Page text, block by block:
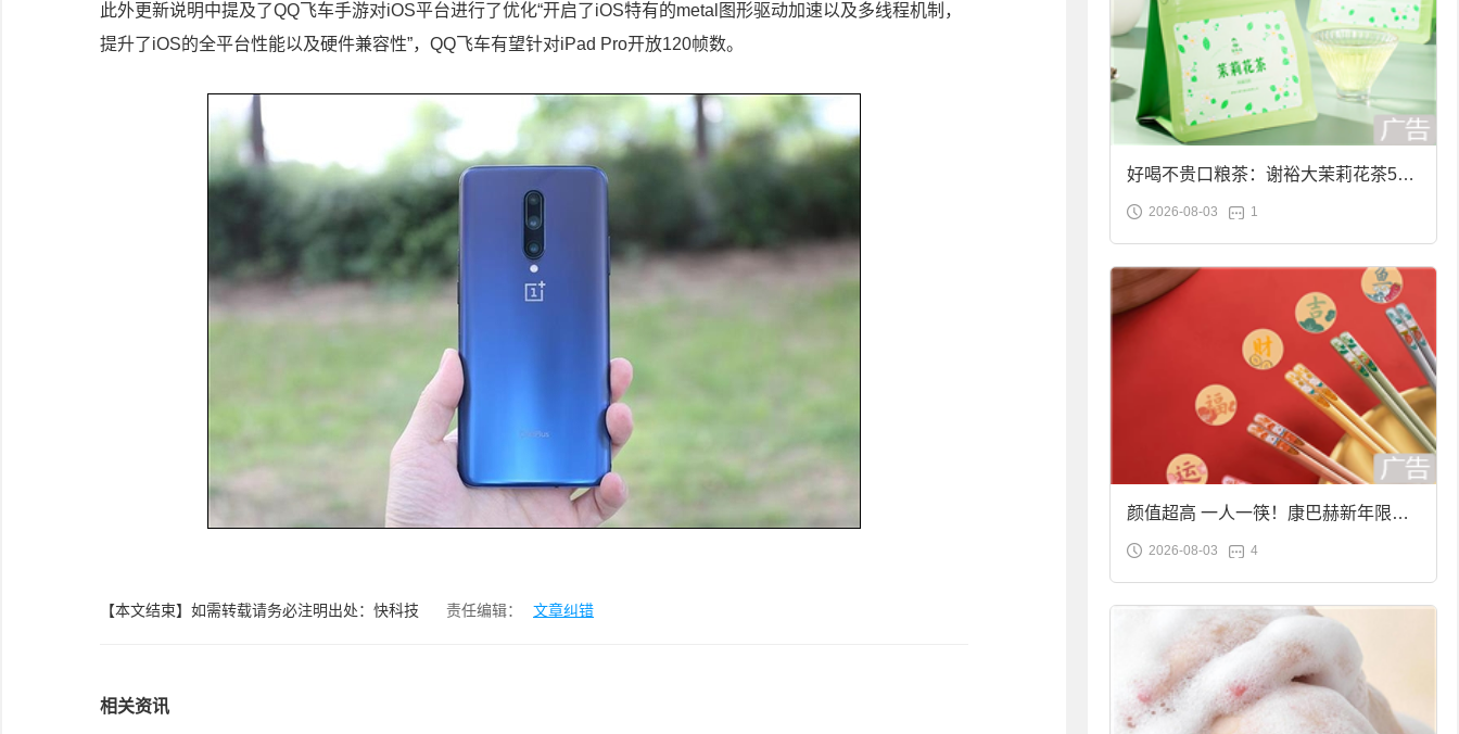
此外更新说明中提及了QQ飞车手游对iOS平台进行了优化“开启了iOS特有的metal图形驱动加速以及多线程机制，
提升了iOS的全平台性能以及硬件兼容性”，QQ飞车有望针对iPad Pro开放120帧数。
【本文结束】如需转载请务必注明出处：快科技 责任编辑： 文章纠错
相关资讯
好喝不贵口粮茶：谢裕大茉莉花茶50g
袋装9.9元到手
2026-08-03 1
颜值超高 一人一筷！康巴赫新年限定
合金筷子大促：19.9元
2026-08-03 4